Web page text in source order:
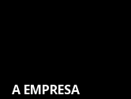
A EMPRESA